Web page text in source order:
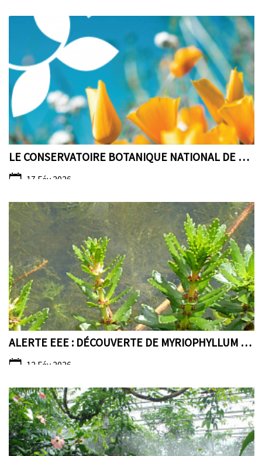
LE CONSERVATOIRE BOTANIQUE NATIONAL DE BREST RENOU...
17 Fév 2026
ALERTE EEE : DÉCOUVERTE DE MYRIOPHYLLUM HETEROPHYL...
12 Fév 2026